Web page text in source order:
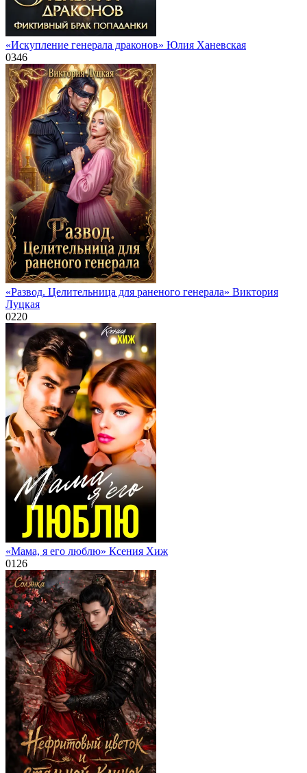
«Искупление генерала драконов» Юлия Ханевская
0346
«Развод. Целительница для раненого генерала» Виктория
Луцкая
0220
«Мама, я его люблю» Ксения Хиж
0126